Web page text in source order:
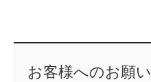
お客様へのお願い